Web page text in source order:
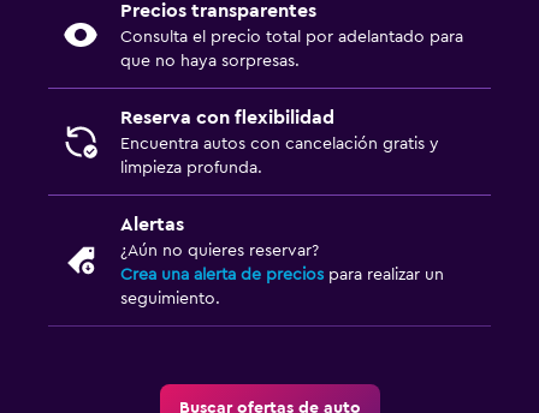
Precios transparentes
Consulta el precio total por adelantado para
que no haya sorpresas.
Reserva con flexibilidad
Encuentra autos con cancelación gratis y
limpieza profunda.
Alertas
¿Aún no quieres reservar?
Crea una alerta de precios para realizar un
seguimiento.
Buscar ofertas de auto